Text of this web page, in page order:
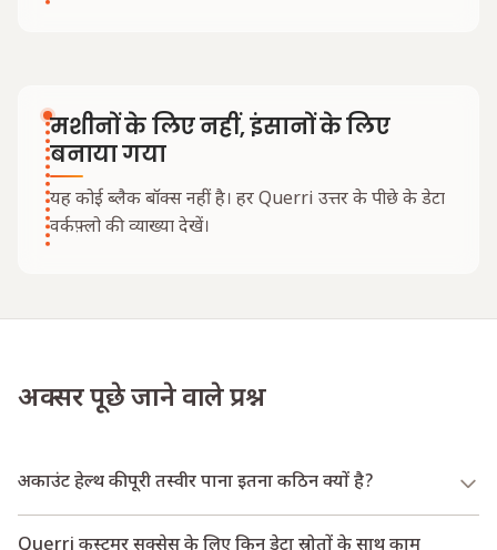
मशीनों के लिए नहीं, इंसानों के लिए
बनाया गया
यह कोई ब्लैक बॉक्स नहीं है। हर Querri उत्तर के पीछे के डेटा
वर्कफ़्लो की व्याख्या देखें।
अक्सर पूछे जाने वाले प्रश्न
अकाउंट हेल्थ की पूरी तस्वीर पाना इतना कठिन क्यों है?